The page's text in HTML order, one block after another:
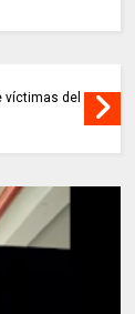
víctimas del